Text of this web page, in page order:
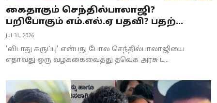
கைதாகும் செந்தில்பாலாஜி?
பறிபோகும் எம்.எல்.ஏ பதவி? பதற்...
Jul 31, 2026
'விடாது கருப்பு' என்பது போல செந்தில்பாலாஜியை
எதாவது ஒரு வழக்கைவைத்து தவெக அரசு ட...